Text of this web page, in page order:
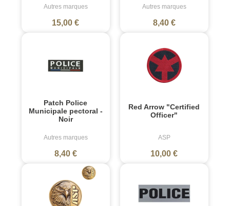
Autres marques
15,00 €
Autres marques
8,40 €
Patch Police
Municipale pectoral -
Noir
Autres marques
8,40 €
Red Arrow "Certified
Officer"
ASP
10,00 €